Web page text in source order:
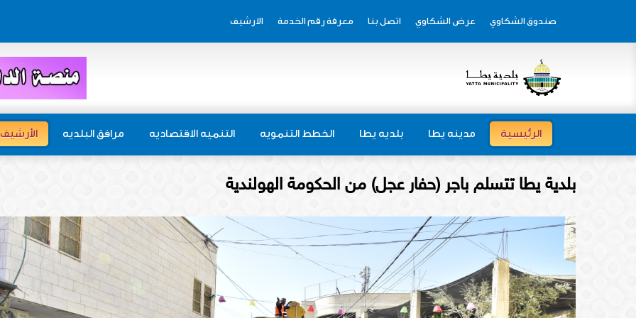
صندوق الشكاوي عرض الشكاوي اتصل بنا معرفة رقم الخدمة الارشيف
الرئيسية مدينه يطا بلديه يطا الخطط التنمويه التنميه الاقتصاديه مرافق البلديه الأرشيف
بلدية يطا تتسلم باجر (حفار عجل) من الحكومة الهولندية